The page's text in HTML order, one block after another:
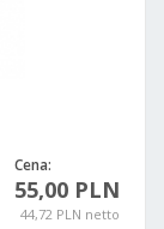
Cena:
55,00 PLN
44,72 PLN netto